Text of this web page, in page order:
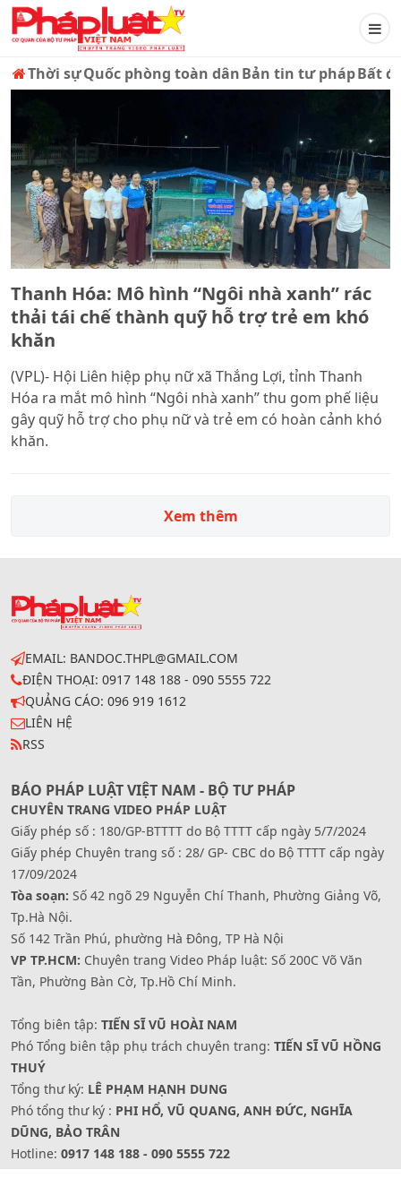
Thời sựQuốc phòng toàn dânBản tin tư phápBất
Thanh Hóa: Mô hình “Ngôi nhà xanh” rác
thải tái chế thành quỹ hỗ trợ trẻ em khó
khăn
(VPL)- Hội Liên hiệp phụ nữ xã Thắng Lợi, tỉnh Thanh
Hóa ra mắt mô hình “Ngôi nhà xanh” thu gom phế liệu
gây quỹ hỗ trợ cho phụ nữ và trẻ em có hoàn cảnh khó
khăn.
Xem thêm
EMAIL: BANDOC.THPL@GMAIL.COM
ĐIỆN THOẠI: 0917 148 188 - 090 5555 722
QUẢNG CÁO: 096 919 1612
LIÊN HỆ
RSS
BÁO PHÁP LUẬT VIỆT NAM - BỘ TƯ PHÁP
CHUYÊN TRANG VIDEO PHÁP LUẬT
Giấy phép số : 180/GP-BTTTT do Bộ TTTT cấp ngày 5/7/2024
Giấy phép Chuyên trang số : 28/ GP- CBC do Bộ TTTT cấp ngày
17/09/2024
Tòa soạn: Số 42 ngõ 29 Nguyễn Chí Thanh, Phường Giảng Võ,
Tp.Hà Nội.
Số 142 Trần Phú, phường Hà Đông, TP Hà Nội
VP TP.HCM: Chuyên trang Video Pháp luật: Số 200C Võ Văn
Tần, Phường Bàn Cờ, Tp.Hồ Chí Minh.
Tổng biên tập: TIẾN SĨ VŨ HOÀI NAM
Phó Tổng biên tập phụ trách chuyên trang: TIẾN SĨ VŨ HỒNG
THUÝ
Tổng thư ký: LÊ PHẠM HẠNH DUNG
Phó tổng thư ký : PHI HỔ, VŨ QUANG, ANH ĐỨC, NGHĨA
DŨNG, BẢO TRÂN
Hotline: 0917 148 188 - 090 5555 722